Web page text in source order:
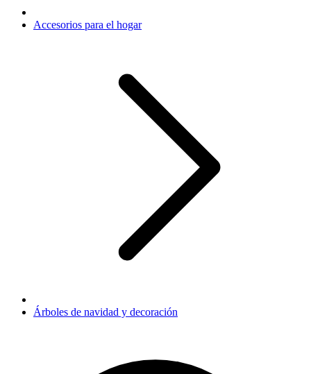
Accesorios para el hogar
Árboles de navidad y decoración